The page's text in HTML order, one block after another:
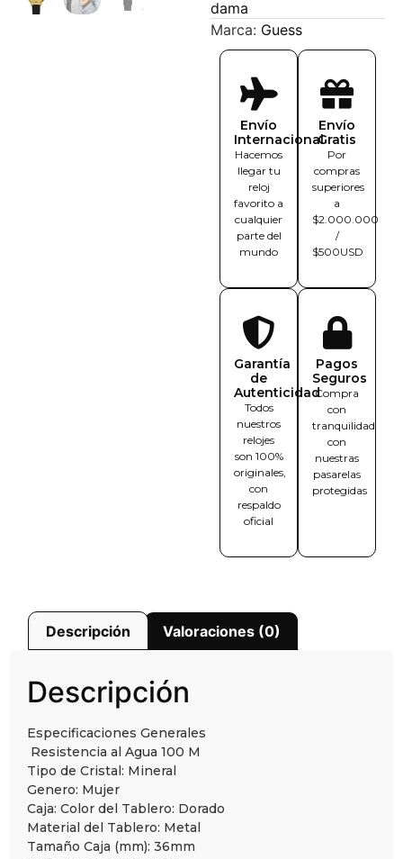
dama
Marca: Guess
Envío
Internacional
Hacemos
llegar tu
reloj
favorito a
cualquier
parte del
mundo
Envío
Gratis
Por
compras
superiores
a
$2.000.000
/
$500USD
Garantía
de
Autenticidad
Todos
nuestros
relojes
son 100%
originales,
con
respaldo
oficial
Pagos
Seguros
Compra
con
tranquilidad
con
nuestras
pasarelas
protegidas
Descripción Valoraciones (0)
Descripción
Especificaciones Generales
Resistencia al Agua 100 M
Tipo de Cristal: Mineral
Genero: Mujer
Caja: Color del Tablero: Dorado
Material del Tablero: Metal
Tamaño Caja (mm): 36mm